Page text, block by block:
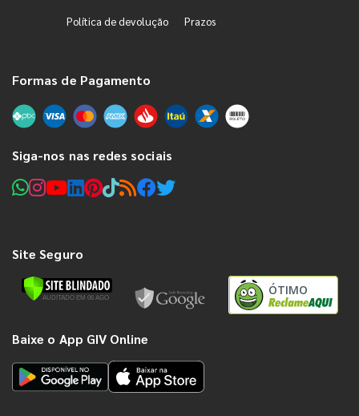
Política de devolução Prazos
Formas de Pagamento
Siga-nos nas redes sociais
Site Seguro
ÓTIMO
Baixe o App GIV Online